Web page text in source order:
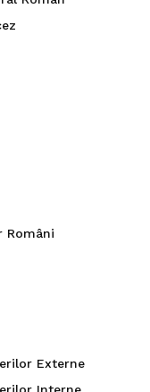
Români
Externe